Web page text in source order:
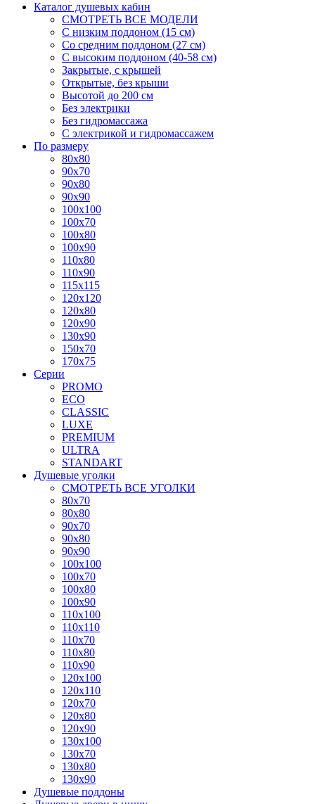
Каталог душевых кабин
СМОТРЕТЬ ВСЕ МОДЕЛИ
С низким поддоном (15 см)
Со средним поддоном (27 см)
С высоким поддоном (40-58 см)
Закрытые, с крышей
Открытые, без крыши
Высотой до 200 см
Без электрики
Без гидромассажа
С электрикой и гидромассажем
По размеру
80x80
90x70
90x80
90x90
100x100
100x70
100x80
100x90
110x80
110x90
115x115
120x120
120x80
120x90
130x90
150x70
170x75
Серии
PROMO
ECO
CLASSIC
LUXE
PREMIUM
ULTRA
STANDART
Душевые уголки
СМОТРЕТЬ ВСЕ УГОЛКИ
80x70
80x80
90x70
90x80
90x90
100x100
100x70
100x80
100x90
110x100
110x110
110x70
110x80
110x90
120x100
120x110
120x70
120x80
120x90
130x100
130x70
130x80
130x90
Душевые поддоны